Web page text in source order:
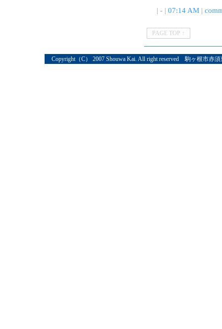
| - | 07:14 AM|
PAGE TOP ↑
Copyright（C） 2007 Shouwa Kai. All right reserved 駒ヶ根市